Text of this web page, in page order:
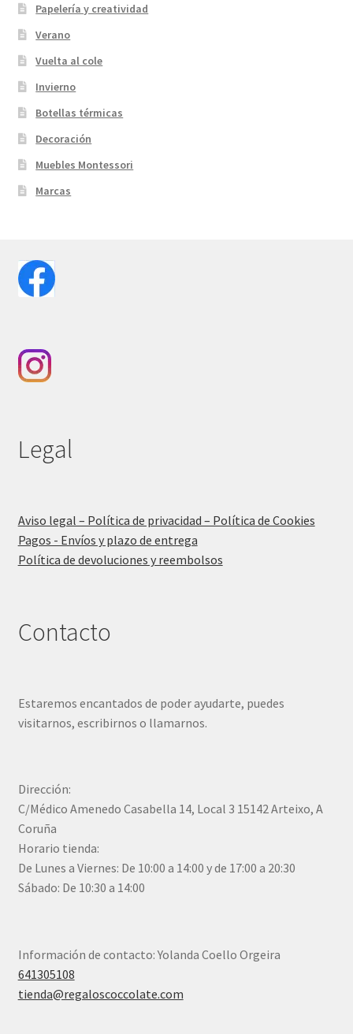
Papelería y creatividad
Verano
Vuelta al cole
Invierno
Botellas térmicas
Decoración
Muebles Montessori
Marcas
Legal
Aviso legal – Política de privacidad – Política de Cookies
Pagos - Envíos y plazo de entrega
Política de devoluciones y reembolsos
Contacto
Estaremos encantados de poder ayudarte, puedes
visitarnos, escribirnos o llamarnos.
Dirección:
C/Médico Amenedo Casabella 14, Local 3 15142 Arteixo, A
Coruña
Horario tienda:
De Lunes a Viernes: De 10:00 a 14:00 y de 17:00 a 20:30
Sábado: De 10:30 a 14:00
Información de contacto: Yolanda Coello Orgeira
641305108
tienda@regaloscoccolate.com